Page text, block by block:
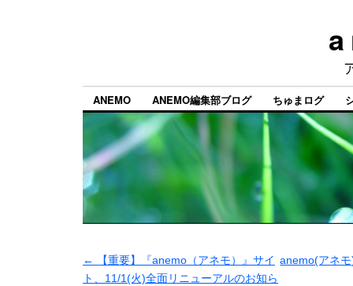
a
ANEMO ANEMO編集部ブログ ちゅまログ
←
【重要】『anemo（アネモ）』サイ
ト、11/1(火)全面リニューアルのお知ら
anemo(アネ